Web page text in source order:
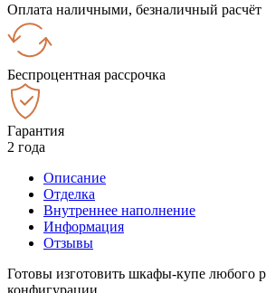
Оплата наличными, безналичный расчёт
Беспроцентная рассрочка
Гарантия
2 года
Описание
Отделка
Внутреннее наполнение
Информация
Отзывы
Готовы изготовить шкафы-купе любого
конфигурации.